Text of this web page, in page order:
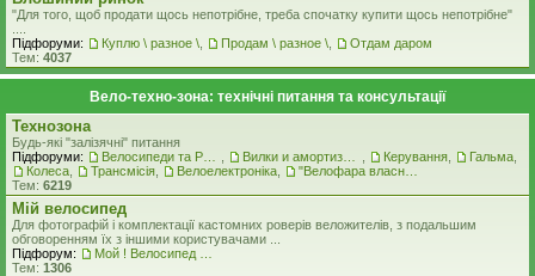
"Для того, щоб продати щось непотрібне, треба спочатку купити щось непотрібне"
Підфоруми:
Куплю \ разное \ Продам \ разное \
Отдам даром
Тем: 4037
Вело-техно-зона: технічні питання та консультації
Технозона
Будь-які "залізячні" питання
Підфоруми:
Керування Гальма
Колеса
Трансмісія Велоелектроніка
Тем: 6219
Мiй велосипед
Для фотографій і комплектації кастомних роверiв веложителiв, з подальшим
обговоренням їх з іншими користувачами ...
Підфорум:
Тем: 1306